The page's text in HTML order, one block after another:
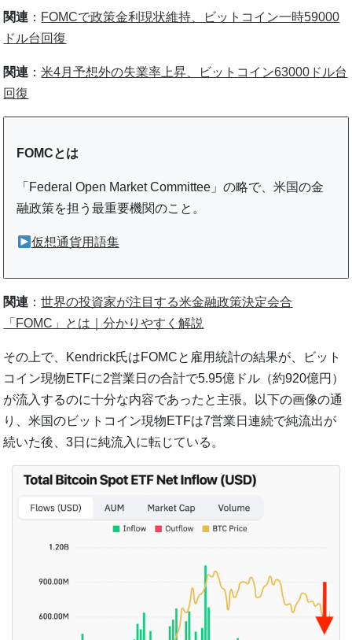
関連 ： FOMCで政策金利現状維持、ビットコイン一時59000
ドル台回復
関連 ：米4月予想外の失業率上昇、ビットコイン63000ドル台
回復
FOMCとは
「Federal Open Market Committee」の略で、米国の金
融政策を担う最重要機関のこと。
仮想通貨用語集
関連 ：世界の投資家が注目する米金融政策決定会合
「FOMC」とは｜分かりやすく解説
その上で、Kendrick氏はFOMCと雇用統計の結果が、ビット
コイン現物ETFに2営業日の合計で5.95億ドル（約920億円）
が流入するのに十分な内容であったと主張。以下の画像の通
り、米国のビットコイン現物ETFは7営業日連続で純流出が
続いた後、3日に純流入に転じている。